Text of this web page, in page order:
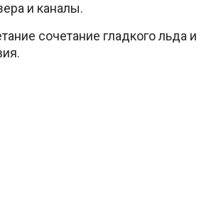
и каналы.
сочетание гладкого льда и